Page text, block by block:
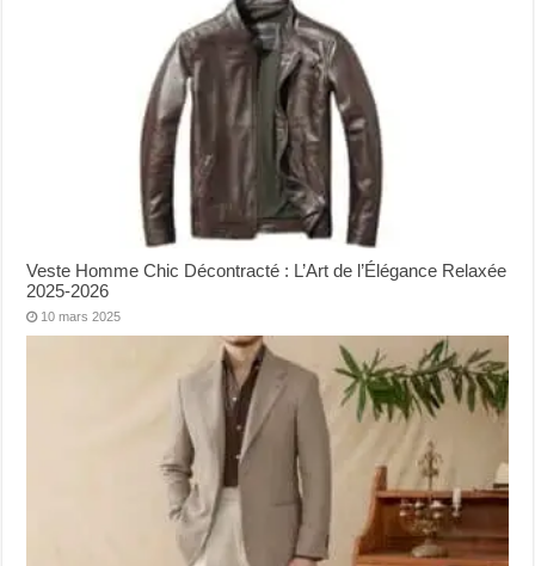
Veste Homme Chic Décontracté : L’Art de l’Élégance Relaxée
2025-2026
10 mars 2025